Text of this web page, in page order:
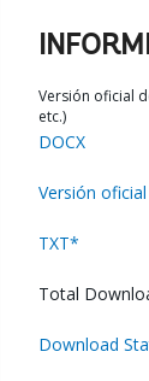
Versión oficial
etc.)
DOCX
Versión
TXT*
Total
Download